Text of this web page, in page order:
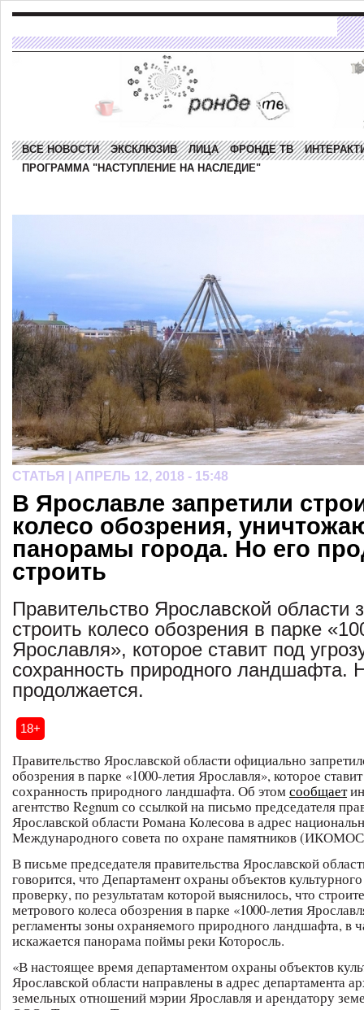
ВСЕ НОВОСТИ ЭКСКЛЮЗИВ ЛИЦА ФРОНДЕ ТВ
ПРОГРАММА "НАСТУПЛЕНИЕ НА НАСЛЕДИЕ"
СТАТЬЯ | АПРЕЛЬ 12, 2018 - 15:48
В Ярославле запретили
колесо обозрения,
панорамы города. Но его
строить
Правительство Ярославской области
строить колесо обозрения в парке
Ярославля», которое ставит под
сохранность природного ландшафта.
продолжается.
18+
Правительство Ярославской области официально
обозрения в парке «1000-летия Ярославля», которое
сохранность природного ландшафта. Об этомсообщает
агентство Regnum со ссылкой на письмо председателя
Ярославской области Романа Колесова в адрес
Международного совета по охране памятников
В письме председателя правительства Ярославской
говорится, что Департамент охраны объектов
проверку, по результатам которой выяснилось, что
метрового колеса обозрения в парке «1000-летия
регламенты зоны охраняемого природного ландшафта, в
искажается панорама поймы реки Которосль.
«В настоящее время департаментом охраны объектов
Ярославской области направлены в адрес департамента
земельных отношений мэрии Ярославля и арендатору